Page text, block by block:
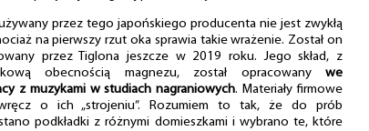
używany przez tego japońskiego producenta nie jest zwykłą
na pierwszy rzut oka sprawia takie wrażenie. Został on
przez Tiglona jeszcze w 2019 roku. Jego skład, z
obecnością magnezu, został opracowany we
z muzykami w studiach nagraniowych. Materiały firmowe
o ich „strojeniu”. Rozumiem to tak, że do prób
podkładki z różnymi domieszkami i wybrano te, które